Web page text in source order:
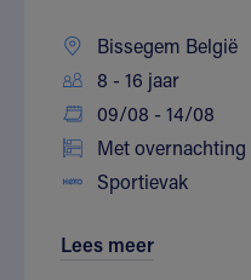
Bissegem België
8 - 16 jaar
09/08 - 14/08
Met overnachting
Sportievak
Lees meer